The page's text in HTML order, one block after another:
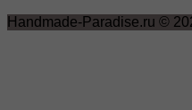
Handmade-Paradise.ru ©